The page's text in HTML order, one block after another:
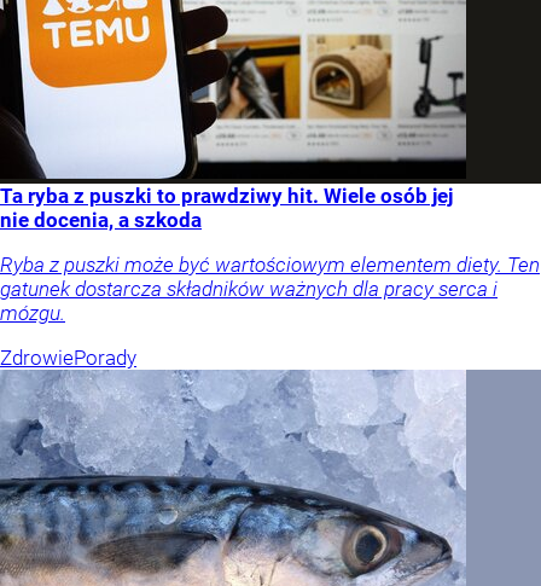
Ta ryba z puszki to prawdziwy hit. Wiele osób jej
nie docenia, a szkoda
Ryba z puszki może być wartościowym elementem diety. Ten
gatunek dostarcza składników ważnych dla pracy serca i
mózgu.
ZdrowiePorady